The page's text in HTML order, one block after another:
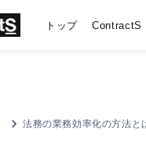
トップ ContractS
法務の業務効率化の方法と